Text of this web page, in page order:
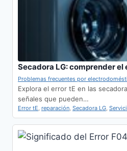
Secadora LG: comprender el
Problemas frecuentes por
Explora el error tE en las
señales que pueden…
Error tE, reparación, Secadora LG,